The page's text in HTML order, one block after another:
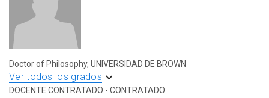
Doctor of Philosophy, UNIVERSIDAD DE BROWN
Ver todos los grados
DOCENTE CONTRATADO - CONTRATADO